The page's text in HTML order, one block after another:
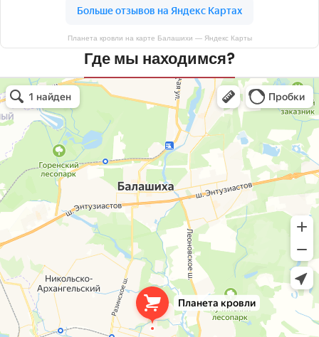
Планета кровли на карте Балашихи — Яндекс Карты
Где мы находимся?
Планета кровли
Кровля и кровельные материалы в Балашихе
Окна в Балашихе